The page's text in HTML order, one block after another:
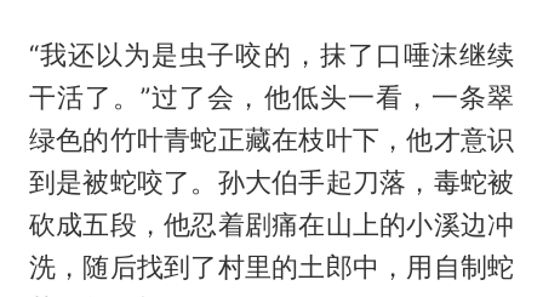
“我还以为是虫子咬的，抹了口唾沫继续
干活了。”过了会，他低头一看，一条翠
绿色的竹叶青蛇正藏在枝叶下，他才意识
到是被蛇咬了。孙大伯手起刀落，毒蛇被
砍成五段，他忍着剧痛在山上的小溪边冲
洗，随后找到了村里的土郎中，用自制蛇